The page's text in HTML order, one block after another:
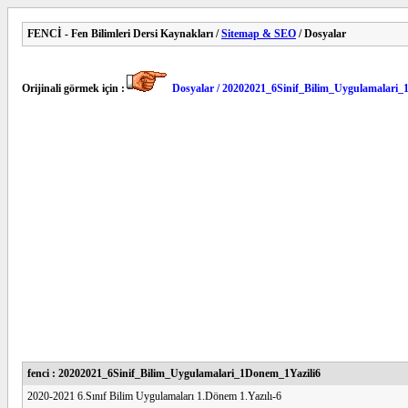
FENCİ - Fen Bilimleri Dersi Kaynakları /Sitemap & SEO / Dosyalar
Orijinali görmek için : Dosyalar /
fenci : 20202021_6Sinif_Bilim_Uygulamalari_1Donem_1Yazili6
2020-2021 6.Sınıf Bilim Uygulamaları 1.Dönem 1.Yazılı-6